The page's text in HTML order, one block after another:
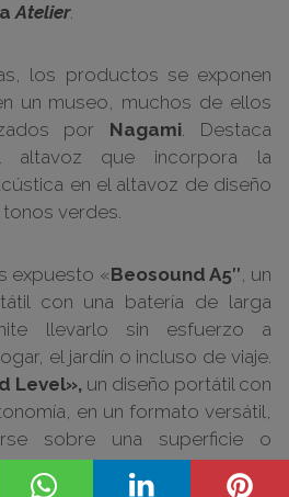
Atelier.
los productos se exponen
un museo, muchos de ellos
por Nagami. Destaca
que incorpora la
en el altavoz de diseño
verdes.
expuesto «Beosound A5″, un
con una batería de larga
llevarlo sin esfuerzo a
el jardín o incluso de viaje.
Level», un diseño portátil con
en un formato versátil,
sobre una superficie o
Gracias a suacelerómetro